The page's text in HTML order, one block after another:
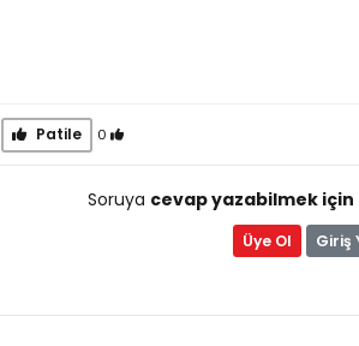
Patile 0
Soruya cevap yazabilmek için
Üye Ol Giriş